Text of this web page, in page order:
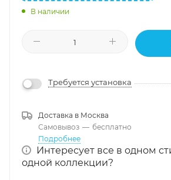
В наличии
Требуется установка
Доставка в Москва
Самовывоз — бесплатно
Подробнее
Интересует все в одном
одной коллекции?